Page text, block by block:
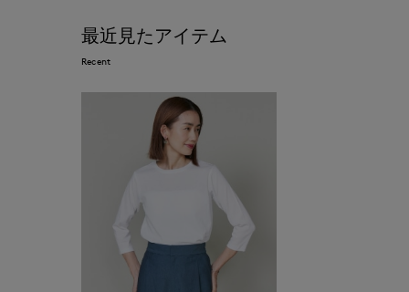
最近見たアイテム
Recent